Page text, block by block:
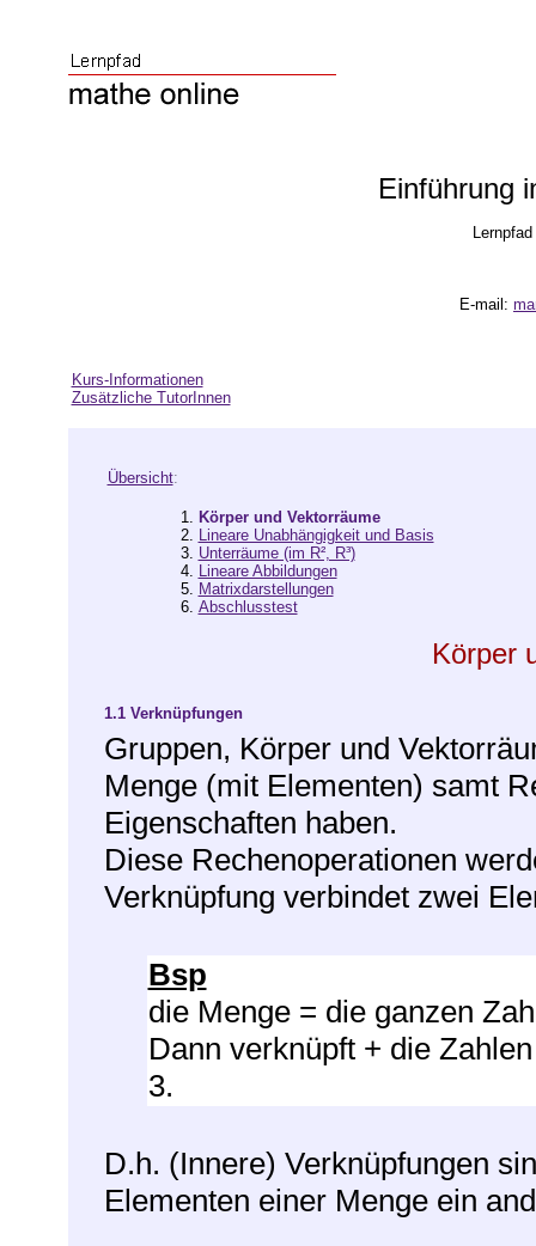
Einführung
E-mail:
Kurs-Informationen
Zusätzliche TutorInnen
Übersicht:
1. Körper und Vektorräume
2. Lineare Unabhängigkeit und Basis
3. Unterräume (im R², R³)
4. Lineare Abbildungen
5. Matrixdarstellungen
6. Abschlusstest
Körper
1.1 Verknüpfungen
Gruppen, Körper und
Menge (mit Elementen) samt
Eigenschaften haben.
Diese Rechenoperationen
Verknüpfung verbindet zwei
Bsp
die Menge = die ganzen
Dann verknüpft + die
3.
D.h. (Innere) Verknüpfungen
Elementen einer Menge ein